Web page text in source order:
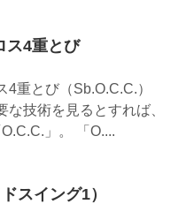
ス4重とび
4重とび（Sb.O.C.C.）
な技術を見るとすれば、
」。 「O....
スイング1）